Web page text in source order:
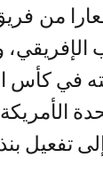
من
في كأس
تفعيل